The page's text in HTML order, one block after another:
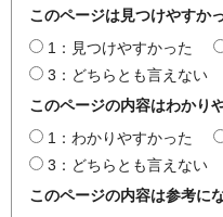
このページは見つけやすか
1：見つけやすかった
3：どちらとも言えない
このページの内容はわかり
1：わかりやすかった
3：どちらとも言えない
このページの内容は参考に